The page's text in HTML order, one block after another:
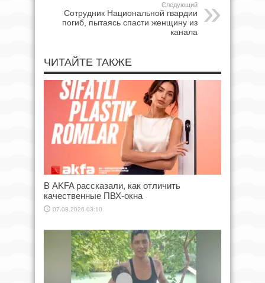
Следующий
Сотрудник Национальной гвардии
погиб, пытаясь спасти женщину из
канала
ЧИТАЙТЕ ТАКЖЕ
В AKFA рассказали, как отличить
качественные ПВХ-окна
07.08.2026 03:10